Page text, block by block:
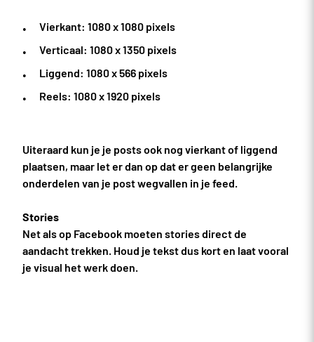
Vierkant: 1080 x 1080 pixels
Verticaal: 1080 x 1350 pixels
Liggend: 1080 x 566 pixels
Reels: 1080 x 1920 pixels
Uiteraard kun je je posts ook nog vierkant of liggend
plaatsen, maar let er dan op dat er geen belangrijke
onderdelen van je post wegvallen in je feed.
Stories
Net als op Facebook moeten stories direct de
aandacht trekken. Houd je tekst dus kort en laat vooral
je visual het werk doen.